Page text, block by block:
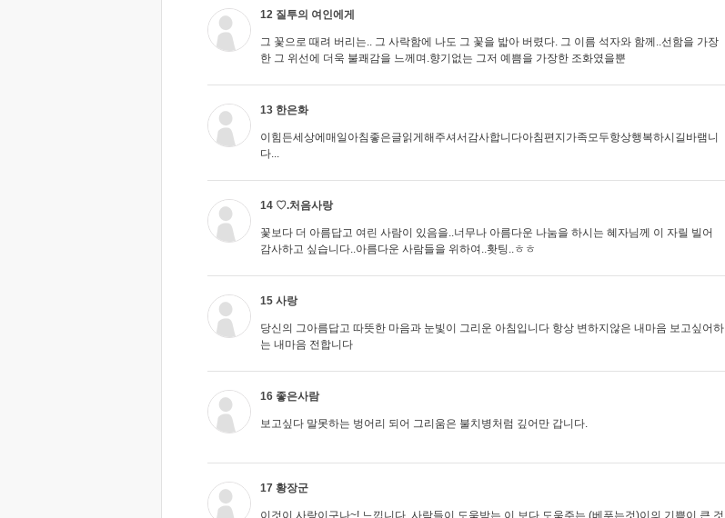
12 질투의 여인에게
그 꽃으로 때려 버리는.. 그 사락함에 나도 그 꽃을 밟아 버렸다. 그 이름 석자와 함께..선함을 가장
한 그 위선에 더욱 불쾌감을 느께며.향기없는 그저 예쁨을 가장한 조화였을뿐
13 한은화
이힘든세상에매일아침좋은글읽게해주셔서감사합니다아침편지가족모두항상행복하시길바램니
다...
14 ♡.처음사랑
꽃보다 더 아름답고 여린 사람이 있음을..너무나 아름다운 나눔을 하시는 혜자님께 이 자릴 빌어
감사하고 싶습니다..아름다운 사람들을 위하여..홧팅..ㅎㅎ
15 사랑
당신의 그아름답고 따뜻한 마음과 눈빛이 그리운 아침입니다 항상 변하지않은 내마음 보고싶어하
는 내마음 전합니다
16 좋은사람
보고싶다 말못하는 벙어리 되어 그리움은 불치병처럼 깊어만 갑니다.
17 황장군
이것이 사랑이구나~! 느낍니다. 사람들이 도움받는 이 보다 도움주는 (베푸는것)이의 기쁨이 큰 것